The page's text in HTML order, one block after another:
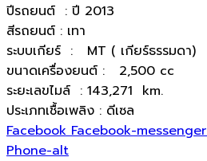
ปีรถยนต์ : ปี 2013
สีรถยนต์ : เทา
ระบบเกียร์ : MT ( เกียร์ธรรมดา)
ขนาดเครื่องยนต์ : 2,500 cc
ระยะเลขไมล์ : 143,271 km.
ประเภทเชื้อเพลิง : ดีเซล
Facebook Facebook-messenger
Phone-alt